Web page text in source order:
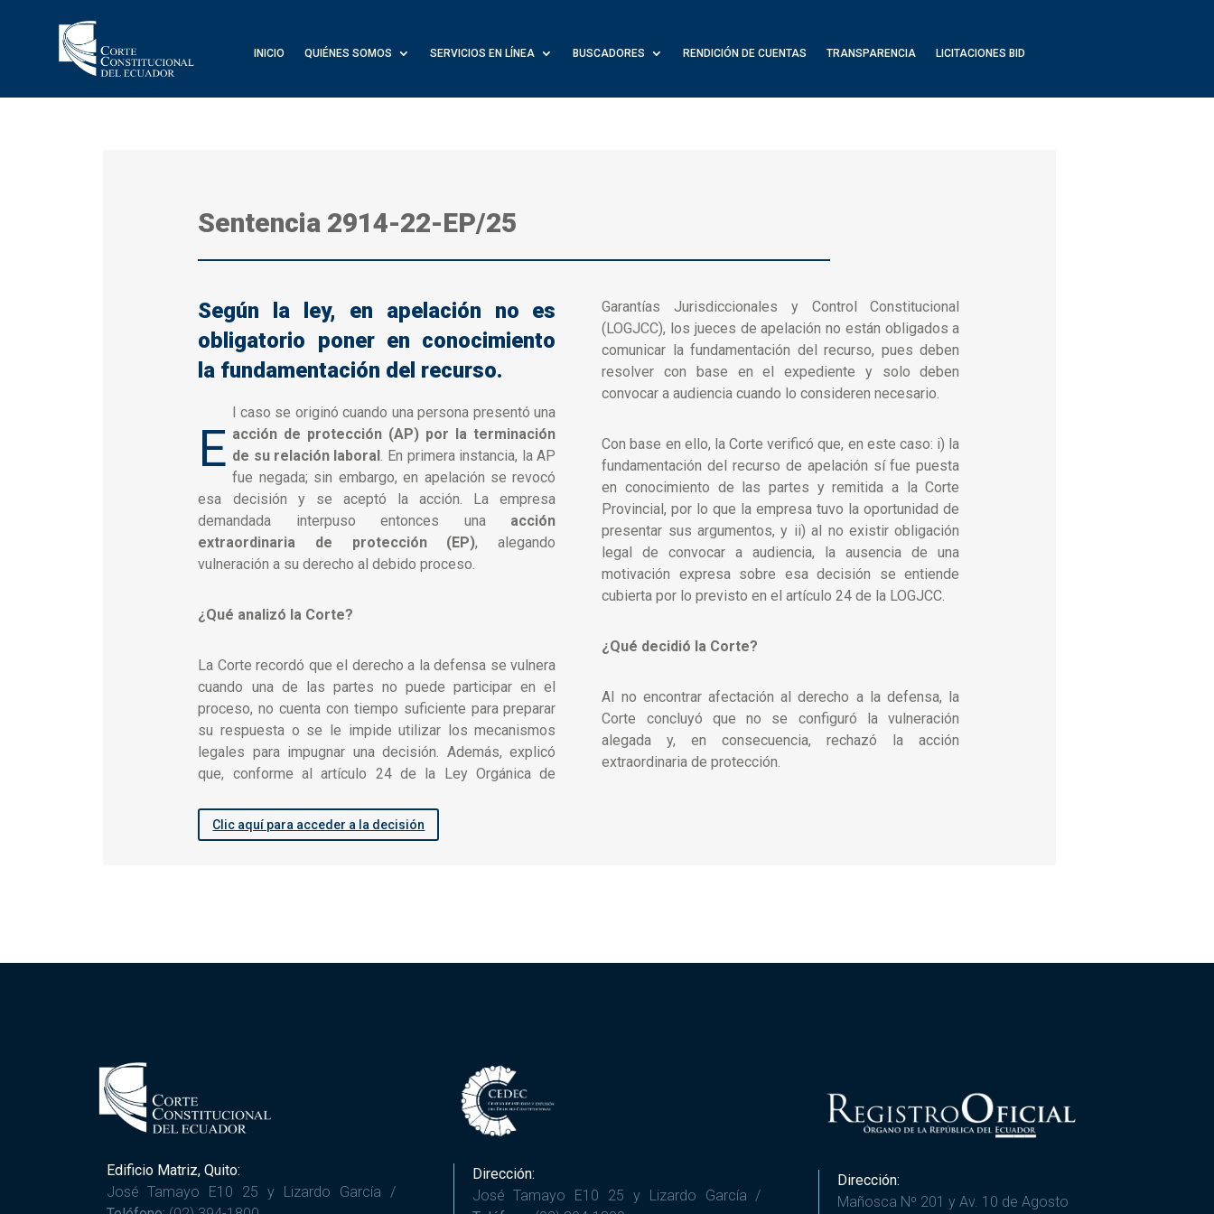
INICIO QUIÉNES SOMOS SERVICIOS EN LÍNEA BUSCADORES RENDICIÓN DE CUENTAS TRANSPARENCIA LICITACIONES BID
Sentencia 2914-22-EP/25
Según la ley, en apelación no es
obligatorio poner en conocimiento
la fundamentación del recurso.
E
l caso se originó cuando una persona presentó una
acción de protección (AP) por la terminación
de su relación laboral. En primera instancia, la AP
fue negada; sin embargo, en apelación se revocó
esa decisión y se aceptó la acción. La empresa
demandada interpuso entonces una acción
extraordinaria de protección (EP), alegando
vulneración a su derecho al debido proceso.
¿Qué analizó la Corte?
La Corte recordó que el derecho a la defensa se vulnera
cuando una de las partes no puede participar en el
proceso, no cuenta con tiempo suficiente para preparar
su respuesta o se le impide utilizar los mecanismos
legales para impugnar una decisión. Además, explicó
que, conforme al artículo 24 de la Ley Orgánica de
Garantías Jurisdiccionales y Control Constitucional
(LOGJCC), los jueces de apelación no están obligados a
comunicar la fundamentación del recurso, pues deben
resolver con base en el expediente y solo deben
convocar a audiencia cuando lo consideren necesario.
Con base en ello, la Corte verificó que, en este caso: i) la
fundamentación del recurso de apelación sí fue puesta
en conocimiento de las partes y remitida a la Corte
Provincial, por lo que la empresa tuvo la oportunidad de
presentar sus argumentos, y ii) al no existir obligación
legal de convocar a audiencia, la ausencia de una
motivación expresa sobre esa decisión se entiende
cubierta por lo previsto en el artículo 24 de la LOGJCC.
¿Qué decidió la Corte?
Al no encontrar afectación al derecho a la defensa, la
Corte concluyó que no se configuró la vulneración
alegada y, en consecuencia, rechazó la acción
extraordinaria de protección.
Clic aquí para acceder a la decisión
Edificio Matriz, Quito:
José Tamayo E10 25 y Lizardo García /
Dirección:
José Tamayo E10 25 y Lizardo García /
Dirección:
Mañosca Nº 201 y Av. 10 de Agosto